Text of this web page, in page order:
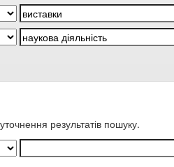
результатів пошуку.